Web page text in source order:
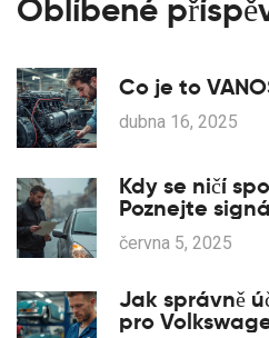
Oblíbené
Co je to
dubna 16, 2025
Kdy se ničí
Poznejte
životnost
června 5, 2025
Jak správně
pro